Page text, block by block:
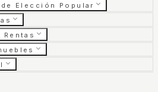
Elección Popular